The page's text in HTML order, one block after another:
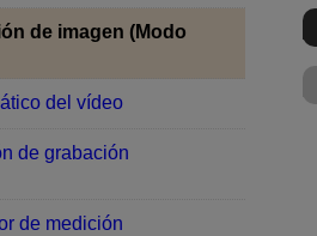
de imagen (Modo
del vídeo
de grabación
de medición